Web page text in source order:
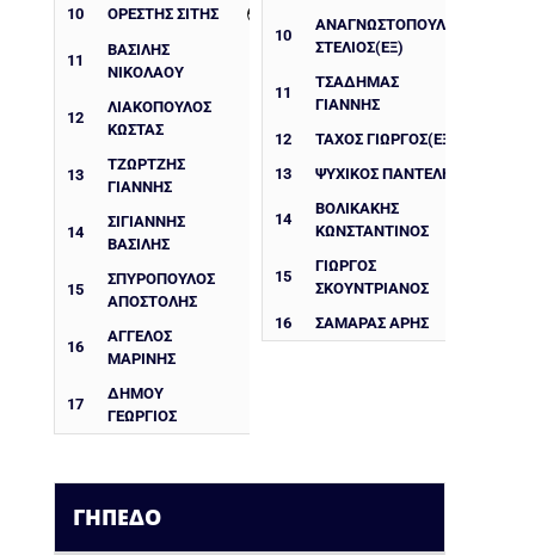
10
ΟΡΕΣΤΗΣ ΣΙΤΗΣ
11
ΒΑΣΙΛΗΣ
ΝΙΚΟΛΑΟΥ
12
ΛΙΑΚΟΠΟΥΛΟΣ
ΚΩΣΤΑΣ
13
ΤΖΩΡΤΖΗΣ
ΓΙΑΝΝΗΣ
14
ΣΙΓΙΑΝΝΗΣ
ΒΑΣΙΛΗΣ
15
ΣΠΥΡΟΠΟΥΛΟΣ
ΑΠΟΣΤΟΛΗΣ
16
ΑΓΓΕΛΟΣ
ΜΑΡΙΝΗΣ
17
ΔΗΜΟΥ
ΓΕΩΡΓΙΟΣ
10
ΑΝΑΓΝΩΣΤΌΠΟΥΛΟΣ
ΣΤΈΛΙΟΣ(ΕΞ)
11
ΤΣΑΔΉΜΑΣ
ΓΙΆΝΝΗΣ
12
ΤΆΧΟΣ ΓΙΏΡΓΟΣ(ΕΞ)
13
ΨΥΧΙΚΟΣ ΠΑΝΤΕΛΗΣ
14
ΒΟΛΙΚΑΚΗΣ
ΚΩΝΣΤΑΝΤΙΝΟΣ
15
ΓΙΏΡΓΟΣ
ΣΚΟΥΝΤΡΙΑΝΟΣ
16
ΣΑΜΑΡΆΣ ΆΡΗΣ
ΓΉΠΕΔΟ